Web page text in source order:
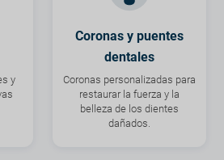
y
Coronas y puentes
dentales
Coronas personalizadas para
restaurar la fuerza y la
belleza de los dientes
dañados.